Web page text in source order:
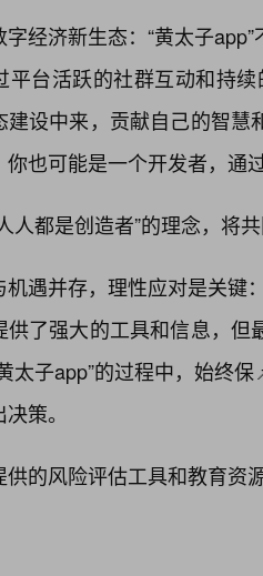
字经济新生态：“黄太子
平台活跃的社群互动和持
建设中来，贡献自己的智
你也可能是一个开发者，通
人都是创造者”的理念，将
机遇并存，理性应对是关键
供了强大的工具和信息，
太子app”的过程中，始终
策。
供的风险评估工具和教育资